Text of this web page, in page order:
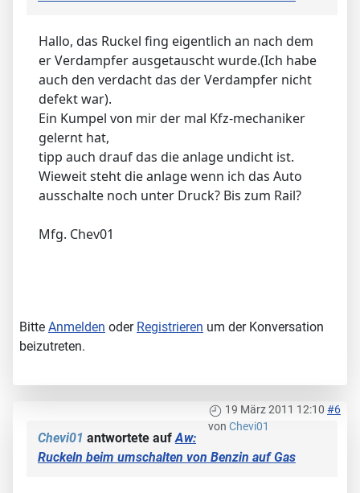
Hallo, das Ruckel fing eigentlich an nach dem
er Verdampfer ausgetauscht wurde.(Ich habe
auch den verdacht das der Verdampfer nicht
defekt war).
Ein Kumpel von mir der mal Kfz-mechaniker
gelernt hat,
tipp auch drauf das die anlage undicht ist.
Wieweit steht die anlage wenn ich das Auto
ausschalte noch unter Druck? Bis zum Rail?
Mfg. Chev01
Bitte Anmelden oder Registrieren um der Konversation
beizutreten.
19 März 2011 12:10 #6
von Chevi01
Chevi01 antwortete aufAw:
Ruckeln beim umschalten von Benzin auf Gas